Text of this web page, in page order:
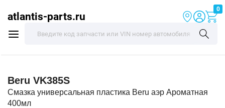
atlantis-parts.ru
0
Beru VK385S
Смазка универсальная пластика Beru аэр Ароматная
400мл